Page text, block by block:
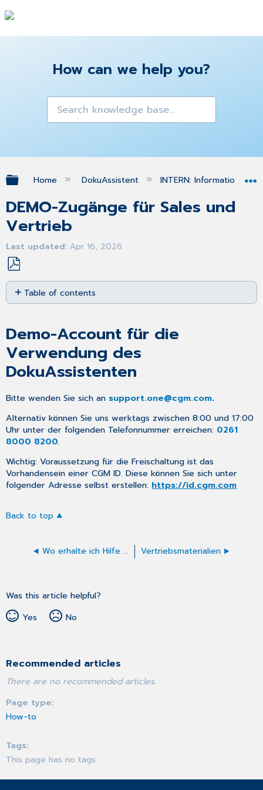
How can we help you?
Expand/collapse global hierarchy
Home DokuAssistent INTERN: Informationen
DEMO-Zugänge für Sales und
Vertrieb
Last updated Apr 16, 2026
Save
as
PDF
Table of contents
für
Verwendung
des
DokuAssistenten
Demo-Account für die
Verwendung des
DokuAssistenten
Bitte wenden Sie sich an support.one@cgm.com.
Alternativ können Sie uns werktags zwischen 8:00 und 17:00
Uhr unter der folgenden Telefonnummer erreichen: 0261
8000 8200.
Wichtig: Voraussetzung für die Freischaltung ist das
Vorhandensein einer CGM ID. Diese können Sie sich unter
folgender Adresse selbst erstellen: https://id.cgm.com
Back to top
Wo erhalte ich Hilfe zum DokuAssistenten? Vertriebsmaterialien
Was this article helpful?
Yes
No
Recommended articles
There are no recommended articles.
Page type
How-to
Tags
This page has no tags.